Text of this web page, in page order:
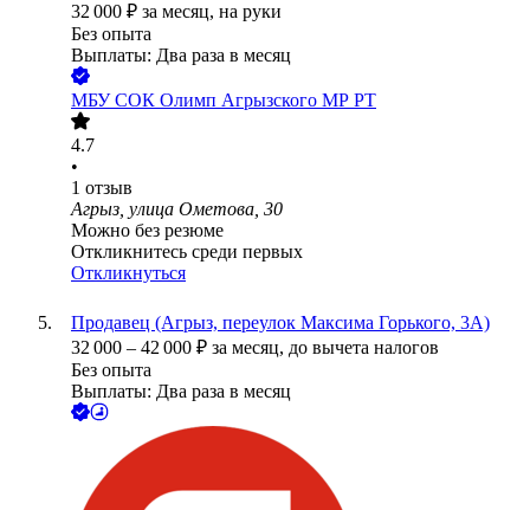
32 000 ₽ за месяц, на руки
Без опыта
Выплаты: Два раза в месяц
МБУ СОК Олимп Агрызского МР РТ
4.7
•
1 отзыв
Агрыз, улица Ометова, 30
Можно без резюме
Откликнитесь среди первых
Откликнуться
Продавец (Агрыз, переулок Максима Горького, 3А)
32 000 – 42 000 ₽ за месяц, до вычета налогов
Без опыта
Выплаты: Два раза в месяц